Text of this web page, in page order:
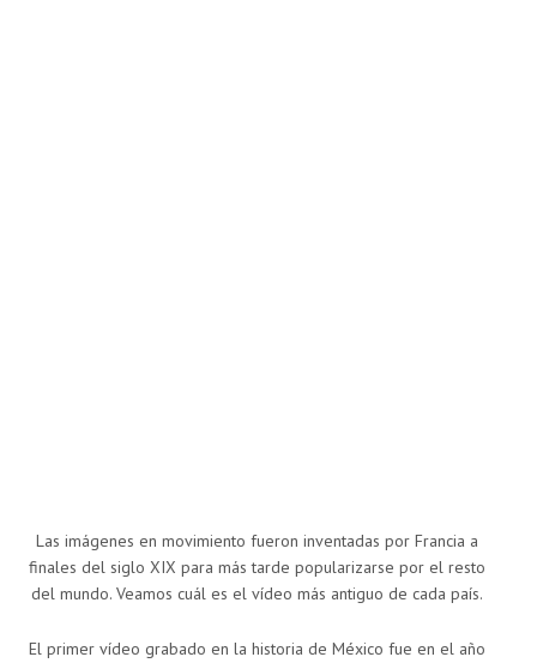
Las imágenes en movimiento fueron inventadas por Francia a
finales del siglo XIX para más tarde popularizarse por el resto
del mundo. Veamos cuál es el vídeo más antiguo de cada país.
El primer vídeo grabado en la historia de México fue en el año